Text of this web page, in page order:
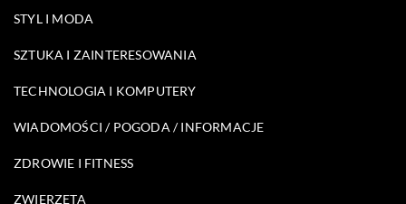
STYL I MODA
SZTUKA I ZAINTERESOWANIA
TECHNOLOGIA I KOMPUTERY
WIADOMOŚCI / POGODA / INFORMACJE
ZDROWIE I FITNESS
ZWIERZĘTA